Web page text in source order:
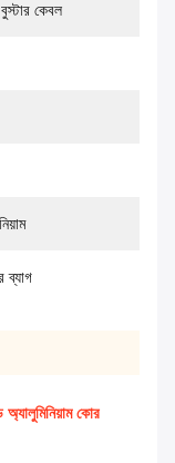
বুস্টার কেবল
ব্যাগ
কোর